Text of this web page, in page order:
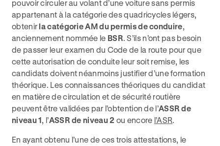
pouvoir circuler au volant d’une voiture sans permis
appartenant à la catégorie des quadricycles légers,
obtenirla catégorie AM du permis de conduire,
anciennement nommée le BSR. S’ils n’ont pas besoin
de passer leur examen du Code de la route pour que
cette autorisation de conduite leur soit remise, les
candidats doivent néanmoins justifier d’une formation
théorique. Les connaissances théoriques du candidat
en matière de circulation et de sécurité routière
peuvent être validées par l’obtention de l’ASSR de
niveau 1, l’ASSR de niveau 2 ou encore l’ASR.
En ayant obtenu l’une de ces trois attestations, le